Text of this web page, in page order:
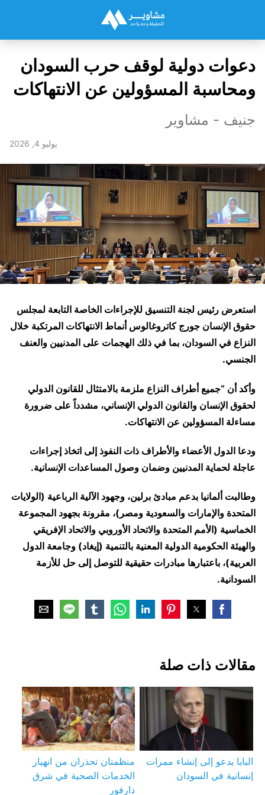
دعوات دولية لوقف حرب السودان
ومحاسبة المسؤولين عن الانتهاكات
جنيف - مشاوير
يوليو 4, 2026
استعرض رئيس لجنة التنسيق للإجراءات الخاصة التابعة لمجلس
حقوق الإنسان جورج كاتروغالوس أنماط الانتهاكات المرتكبة خلال
النزاع في السودان، بما في ذلك الهجمات على المدنيين والعنف
الجنسي.
وأكد أن “جميع أطراف النزاع ملزمة بالامتثال للقانون الدولي
لحقوق الإنسان والقانون الدولي الإنساني، مشدداً على ضرورة
مساءلة المسؤولين عن الانتهاكات.
ودعا الدول الأعضاء والأطراف ذات النفوذ إلى اتخاذ إجراءات
عاجلة لحماية المدنيين وضمان وصول المساعدات الإنسانية.
وطالبت ألمانيا بدعم مبادئ برلين، وجهود الآلية الرباعية (الولايات
المتحدة والإمارات والسعودية ومصر)، مقرونة بجهود المجموعة
الخماسية (الأمم المتحدة والاتحاد الأوروبي والاتحاد الإفريقي
والهيئة الحكومية الدولية المعنية بالتنمية (إيغاد) وجامعة الدول
العربية)، باعتبارها مبادرات حقيقية للتوصل إلى حل للأزمة
السودانية.
مقالات ذات صلة
البابا يدعو إلى إنشاء ممرات
إنسانية في السودان
منظمتان تحذران من انهيار
الخدمات الصحية في شرق
دارفور